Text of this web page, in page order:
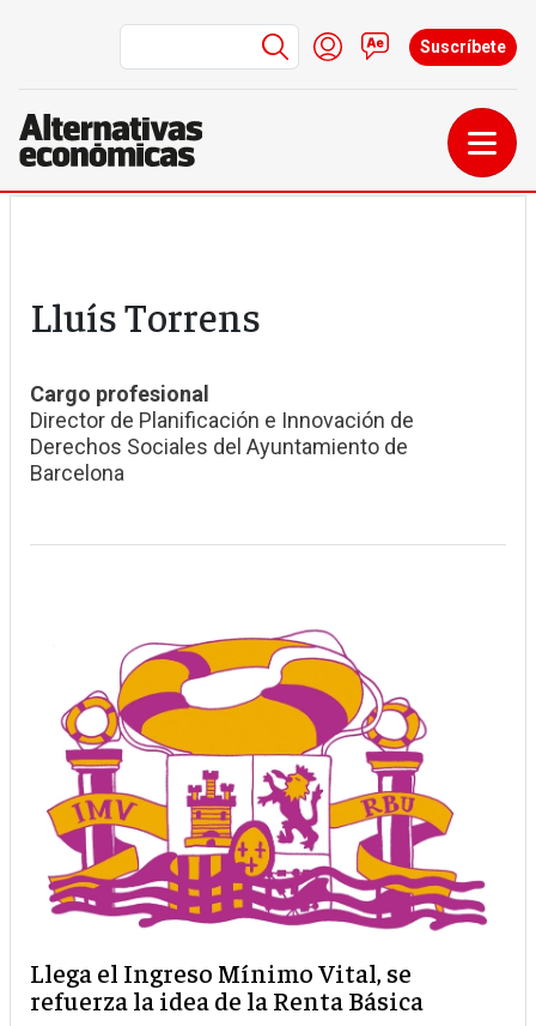
Menú de cuenta de
Iniciar sesión
Contacto
Suscríbete
Lluís Torrens
Cargo profesional
Director de Planificación e Innovación de
Derechos Sociales del Ayuntamiento de
Barcelona
Llega el Ingreso Mínimo Vital, se
refuerza la idea de la Renta Básica